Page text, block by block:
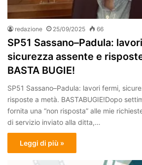
redazione 25/09/2025 66
SP51 Sassano–Padula:
sicurezza assente e
BASTA BUGIE!
SP51 Sassano–Padula: lavori fermi,
risposte a metà. BASTABUGIE!Dopo
fornita una “non risposta” alle mie
di servizio inviato alla ditta,…
Leggi di più »